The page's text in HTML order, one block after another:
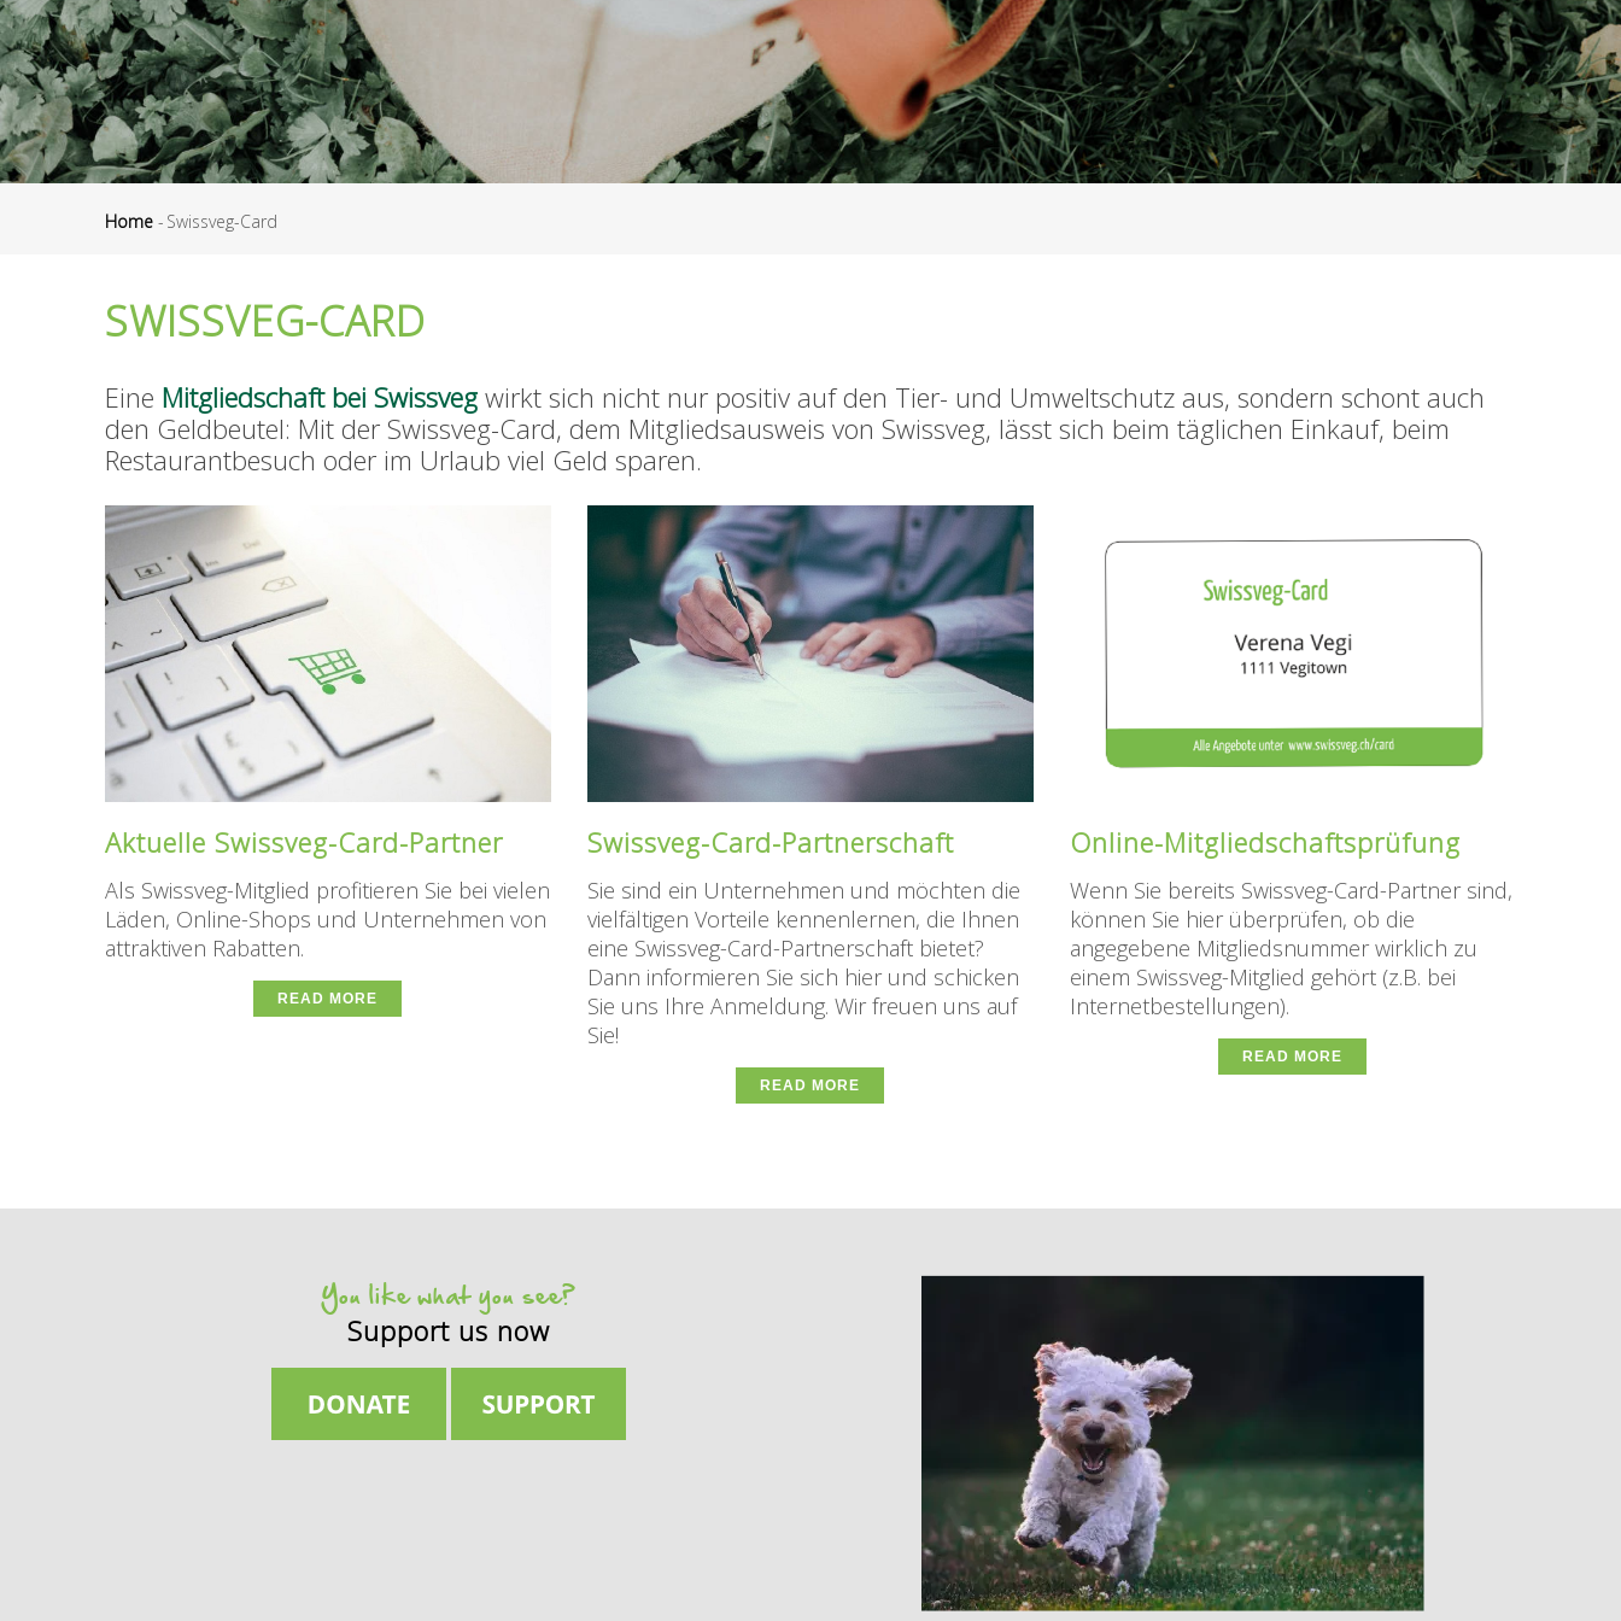
Home - Swissveg-Card
SWISSVEG-CARD
Eine Mitgliedschaft bei Swissveg wirkt sich nicht nur positiv auf den Tier- und Umweltschutz aus, sondern schont auch
den Geldbeutel: Mit der Swissveg-Card, dem Mitgliedsausweis von Swissveg, lässt sich beim täglichen Einkauf, beim
Restaurantbesuch oder im Urlaub viel Geld sparen.
Aktuelle Swissveg-Card-Partner
Als Swissveg-Mitglied profitieren Sie bei vielen
Läden, Online-Shops und Unternehmen⁠ von
attraktiven Rabatten.
READ MORE
Swissveg-Card-Partnerschaft
Sie sind ein Unternehmen und möchten die
vielfältigen Vorteile kennenlernen, die Ihnen
eine Swissveg-Card-Partnerschaft bietet?
Dann informieren Sie sich hier und schicken
Sie uns Ihre Anmeldung. Wir freuen uns auf
Sie!
READ MORE
Online-Mitgliedschaftsprüfung
Wenn Sie bereits Swissveg-Card-Partner sind,
können Sie hier überprüfen, ob die
angegebene Mitgliedsnummer wirklich zu
einem Swissveg-Mitglied gehört (z.B. bei
Internetbestellungen).
READ MORE
You like what you see?
Support us now